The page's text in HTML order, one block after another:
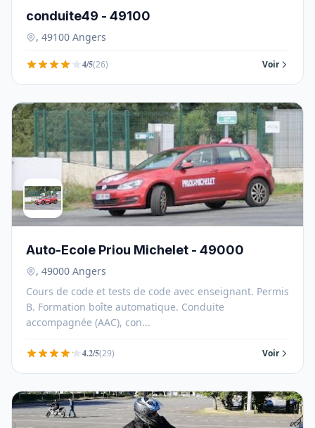
conduite49 - 49100
, 49100 Angers
4/5(26) Voir
Auto-Ecole Priou Michelet - 49000
, 49000 Angers
Cours de code et tests de code avec enseignant. Permis
B. Formation boîte automatique. Conduite
accompagnée (AAC), con...
4.2/5(29) Voir